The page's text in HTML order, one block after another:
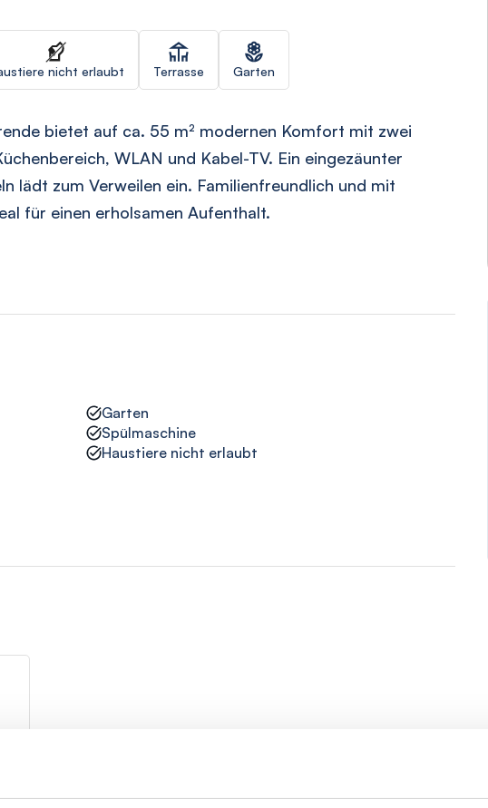
nicht erlaubt Terrasse Garten
bietet auf ca. 55 m² modernen Komfort mit zwei
WLAN und Kabel-TV. Ein eingezäunter
lädt zum Verweilen ein. Familienfreundlich und mit
für einen erholsamen Aufenthalt.
Garten
Spülmaschine
Haustiere nicht erlaubt